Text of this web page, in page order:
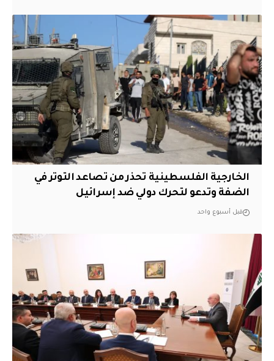
الخارجية الفلسطينية تحذر من تصاعد التوتر في
الضفة وتدعو لتحرك دولي ضد إسرائيل
قبل أسبوع واحد